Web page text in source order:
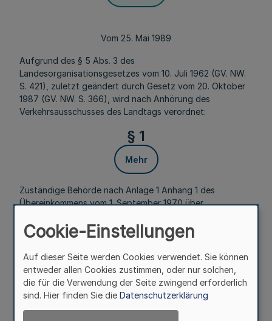
Vom 25. Mai 1989
Aufgrund des § 5 Abs. 3 des
Landesorganisationsgesetzes vom 10. Juli 1962 (GV. NW.
S. 421), zuletzt geändert durch Gesetz vom 20. Oktober
1987 (GV. NW. S. 366), wird nach Anhörung des
Verkehrsausschusses des Landtags verordnet:
§ 1
Mehr
Zuständige Behörde nach Anlage 1 Anhang 1 des
Übereinkommens vom 1. September 1970 über
Lebensmittel und über die besonderen
Beförderungsmittel, die für diese Beförderungen zu
verwenden sind - ATP - (BGBl. 1974 II S. 565, BGBl. 1988 II
S. 630) zur Bestimmung oder Anerkennung von
Prüfstellen sowie nach Anlage 1 Anhang 2 Ziffern 29 und
49 des ATP zur Bestimmung der Anordnung von
Cookie-Einstellungen
Auf dieser Seite werden Cookies verwendet. Sie können
entweder allen Cookies zustimmen, oder nur solchen,
die für die Verwendung der Seite zwingend erforderlich
sind. Hier finden Sie die Datenschutzerklärung